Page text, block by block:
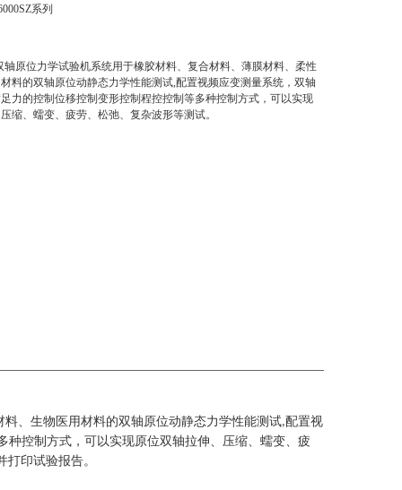
系列
轴原位力学试验机系统用于橡胶材料、复合材料、薄膜材料、柔性
料的双轴原位动静态力学性能测试,配置视频应变测量系统，双轴
力的控制位移控制变形控制程控控制等多种控制方式，可以实现
缩、蠕变、疲劳、松弛、复杂波形等测试。
、生物医用材料的双轴原位动静态力学性能测试,配置视
种控制方式，可以实现原位双轴拉伸、压缩、蠕变、疲
印试验报告。